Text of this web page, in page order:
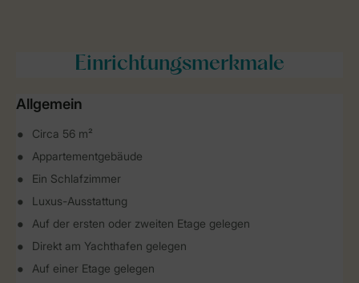
Einrichtungsmerkmale
Allgemein
Circa 56 m²
Appartementgebäude
Ein Schlafzimmer
Luxus-Ausstattung
Auf der ersten oder zweiten Etage gelegen
Direkt am Yachthafen gelegen
Auf einer Etage gelegen